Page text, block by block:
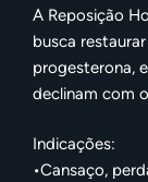
A Reposição
busca
progesterona,
declinam com
Indicações:
​•​Cansaço,